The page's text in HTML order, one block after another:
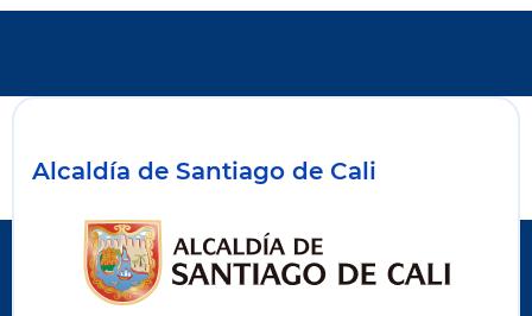
Alcaldía de Santiago de Cali